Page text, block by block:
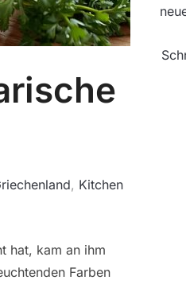
, Kitchen
hat, kam an ihm
Farben